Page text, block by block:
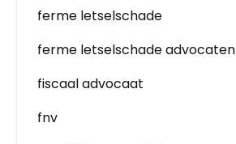
ferme letselschade
ferme letselschade advocaten
fiscaal advocaat
fnv